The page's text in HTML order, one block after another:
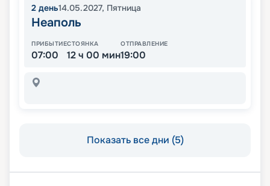
2 день14.05.2027, Пятница
Неаполь
ПРИБЫТИЕ
07:00
СТОЯНКА
12 ч 00 мин
ОТПРАВЛЕНИЕ
19:00
Показать все дни (5)